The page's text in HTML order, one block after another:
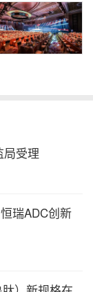
局受理
瑞ADC创新